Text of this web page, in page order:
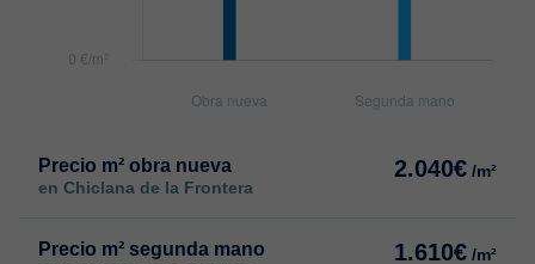
Precio m² obra nueva
en Chiclana de la Frontera
2.040€ /m²
Precio m² segunda mano 1.610€ /m²